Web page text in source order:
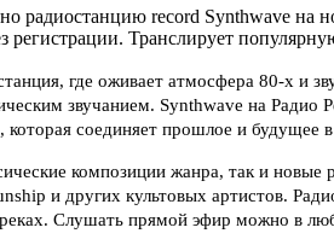
радиостанцию record Synthwave на
регистрации. Транслирует
где оживает атмосфера 80-х и
звучанием. Synthwave на Радио
соединяет прошлое и будущее
композиции жанра, так и
и других культовых артистов.
Слушать прямой эфир можно в